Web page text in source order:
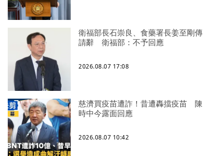
衛福部長石崇良、食藥署長姜至剛傳
請辭 衛福部：不予回應
2026.08.07 17:08
慈濟買疫苗遭詐！昔遭轟擋疫苗 陳
時中今露面回應
2026.08.07 10:42